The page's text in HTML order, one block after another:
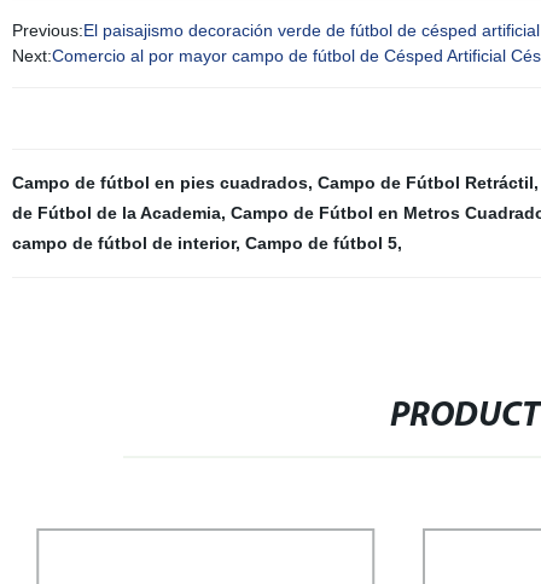
Previous:El paisajismo decoración verde de fútbol de césped
Next:Comercio al por mayor campo de fútbol de Césped Artificial
Campo de fútbol en pies cuadrados, Campo de Fútbol Retráctil
de Fútbol de la Academia, Campo de Fútbol en Metros
campo de fútbol de interior, Campo de fútbol 5,